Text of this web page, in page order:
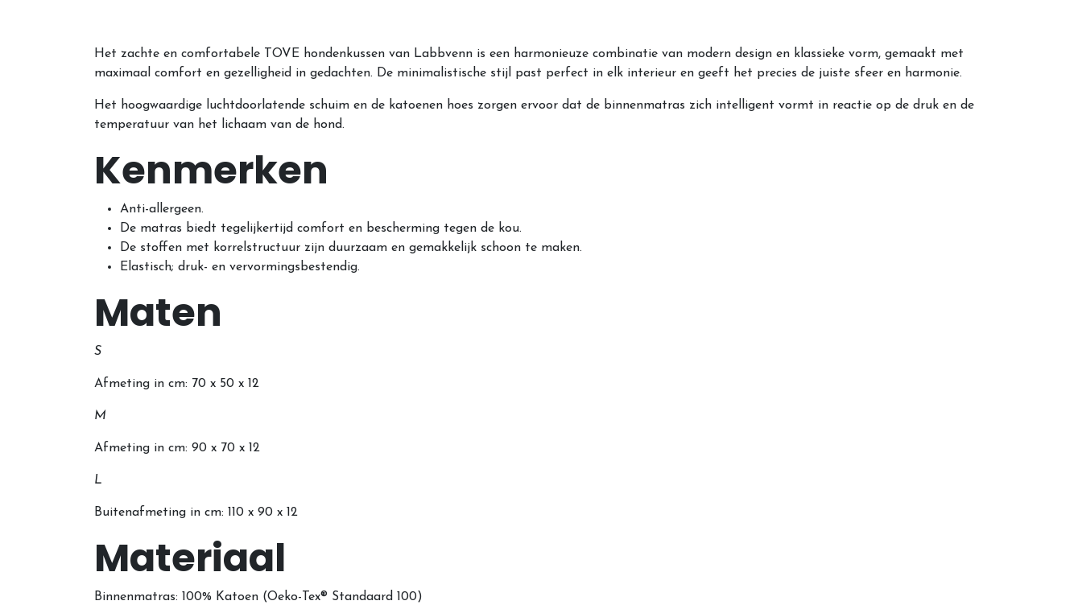
Het zachte en comfortabele TOVE hondenkussen van Labbvenn is een harmonieuze combinatie van modern design en klassieke vorm, gemaakt met
maximaal comfort en gezelligheid in gedachten. De minimalistische stijl past perfect in elk interieur en geeft het precies de juiste sfeer en harmonie.
Het hoogwaardige luchtdoorlatende schuim en de katoenen hoes zorgen ervoor dat de binnenmatras zich intelligent vormt in reactie op de druk en de
temperatuur van het lichaam van de hond.
Kenmerken
Anti-allergeen.
De matras biedt tegelijkertijd comfort en bescherming tegen de kou.
De stoffen met korrelstructuur zijn duurzaam en gemakkelijk schoon te maken.
Elastisch; druk- en vervormingsbestendig.
Maten
S
Afmeting in cm: 70 x 50 x 12
M
Afmeting in cm: 90 x 70 x 12
L
Buitenafmeting in cm: 110 x 90 x 12
Materiaal
Binnenmatras: 100% Katoen (Oeko-Tex® Standaard 100)